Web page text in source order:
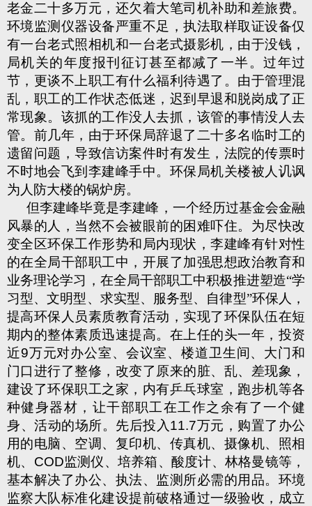
老金二十多万元，还欠着大笔司机补助和差旅费。
环境监测仪器设备严重不足，执法取样取证设备仅
有一台老式照相机和一台老式摄影机，由于没钱，
局机关的年度报刊征订甚至都减了 一半。过年过
节，更谈不上职工有什么福利待遇了。由于管理混
乱，职工的工作状态低迷，迟到早退和脱岗成了正
常现象。该抓的工作没人去抓，该管的事情没人去
管。前几年，由于环保局辞退了二十多名临时工的
遗留问题，导致信访案件时有发生，法院的传票时
不时地会飞到李建峰手中。环保局机关楼被人讥讽
为人防大楼的锅炉房。
但李建峰毕竟是李建峰，一个经历过基金会金融
风暴的人，当然不会被眼前的困难吓住。为尽快改
变全区环保工作形势和局内现状，李建峰有针对性
的在全局干部职工中，开展了加强思想政治教育和
业务理论学习，在全局干部职工中积极推进塑造“学
习型、文明型、求实型、服务型、自律型”环保人，
提高环保人员素质教育活动，实现了环保队伍在短
期内的整体素质迅速提高。在上任的头一年，投资
近9万元对办公室、会议室、楼道卫生间、大门和
门口进行了整修，改变了原来的脏、乱、差现象，
建设了环保职工之家，内有乒乓球室，跑步机等各
种健身器材，让干部职工在工作之余有了一个健
身、活动的场所。先后投入 11.7万元，购置了办公
用的电脑、空调、复印机、传真机、摄像机、照相
机、 COD监测仪、培养箱、酸度计、林格曼镜等，
基本解决了办公、执法、监测所必需的用品。环境
监察大队标准化建设提前破格通过一级验收，成立